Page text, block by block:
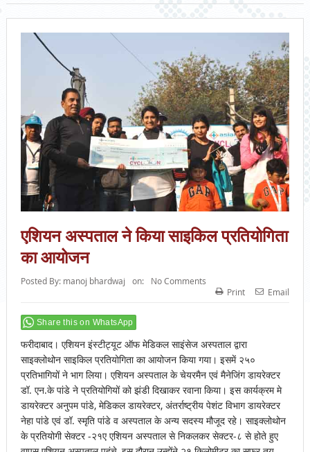
एशियन अस्पताल ने किया साइकिल प्रतियोगिता
का आयोजन
Posted By: manoj bhardwaj on:
No Comments
Print
Email
Share this on WhatsApp
फरीदाबाद। एशियन इंस्टीट्यूट ऑफ मेडिकल साइंसेज अस्पताल द्वारा
साइक्लोथोन साइकिल प्रतियोगिता का आयोजन किया गया। इसमें २५०
प्रतिभागियों ने भाग लिया। एशियन अस्पताल के चेयरमैन एवं मैनेजिंग डायरेक्टर
डॉ. एन.के पांडे ने प्रतियोगियों को झंडी दिखाकर रवाना किया। इस कार्यक्रम मे
डायरेक्टर अनुपम पांडे, मेडिकल डायरेक्टर, अंतर्राष्ट्रीय पेशंट विभाग डायरेक्टर
नेहा पांडे एवं डॉ. स्मृति पांडे व अस्पताल के अन्य सदस्य मौजूद रहे। साइक्लोथोन
के प्रतियोगी सेक्टर -२१ए एशियन अस्पताल से निकलकर सेक्टर-८ से होते हुए